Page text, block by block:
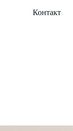
Контакт